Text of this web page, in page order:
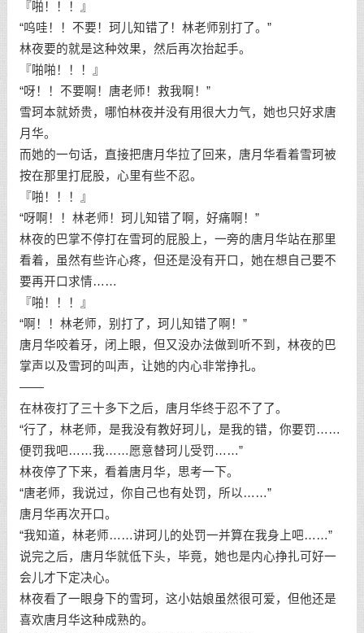
『啪！！！』
“呜哇！！不要！珂儿知错了！林老师别打了。”
林夜要的就是这种效果，然后再次抬起手。
『啪啪！！！』
“呀！！不要啊！唐老师！救我啊！”
雪珂本就娇贵，哪怕林夜并没有用很大力气，她也只好求唐
月华。
而她的一句话，直接把唐月华拉了回来，唐月华看着雪珂被
按在那里打屁股，心里有些不忍。
『啪！！！』
“呀啊！！林老师！珂儿知错了啊，好痛啊！”
林夜的巴掌不停打在雪珂的屁股上，一旁的唐月华站在那里
看着，虽然有些许心疼，但还是没有开口，她在想自己要不
要再开口求情……
『啪！！！』
“啊！！林老师，别打了，珂儿知错了啊！”
唐月华咬着牙，闭上眼，但又没办法做到听不到，林夜的巴
掌声以及雪珂的叫声，让她的内心非常挣扎。
——
在林夜打了三十多下之后，唐月华终于忍不了了。
“行了，林老师，是我没有教好珂儿，是我的错，你要罚……
便罚我吧……我……愿意替珂儿受罚……”
林夜停了下来，看着唐月华，思考一下。
“唐老师，我说过，你自己也有处罚，所以……”
唐月华再次开口。
“我知道，林老师……讲珂儿的处罚一并算在我身上吧……”
说完之后，唐月华就低下头，毕竟，她也是内心挣扎可好一
会儿才下定决心。
林夜看了一眼身下的雪珂，这小姑娘虽然很可爱，但他还是
喜欢唐月华这种成熟的。